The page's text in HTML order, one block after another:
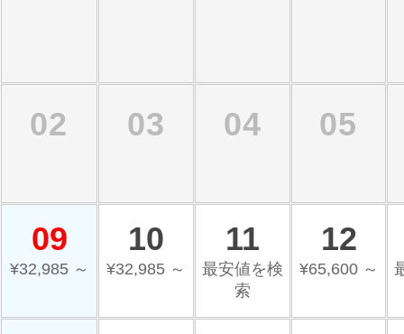
02 03 04 05
09
¥32,985 ～
10
¥32,985 ～
11
最安値を検
索
12
¥65,600 ～